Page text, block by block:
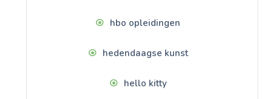
hbo opleidingen
hedendaagse kunst
hello kitty